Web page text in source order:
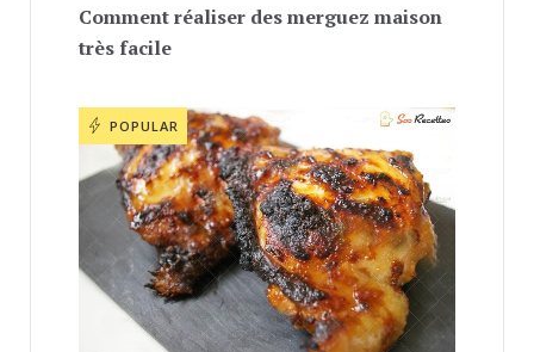
Comment réaliser des merguez maison
très facile
POPULAR